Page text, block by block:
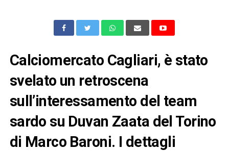
Calciomercato Cagliari, è stato
svelato un retroscena
sull’interessamento del team
sardo su Duvan Zaata del Torino
di Marco Baroni. I dettagli